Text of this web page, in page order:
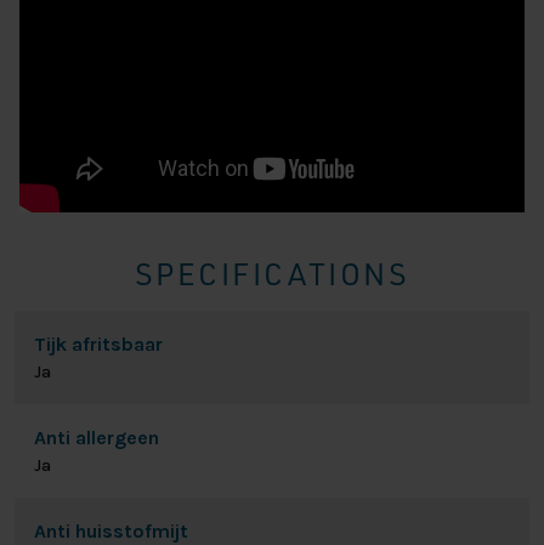
SPECIFICATIONS
Tijk afritsbaar
Ja
Anti allergeen
Ja
Anti huisstofmijt